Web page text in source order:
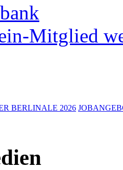
Mitglied
BERLINALE 2026